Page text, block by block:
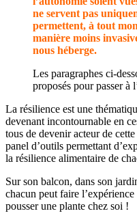
ne servent pas
permettent, à tout
manière moins
nous héberge.
Les paragraphes ci-
proposés pour passer à
La résilience est une
devenant incontournable en
tous de devenir acteur de
panel d’outils permettant
la résilience alimentaire de
Sur son balcon, dans son
chacun peut faire
pousser une plante chez soi !